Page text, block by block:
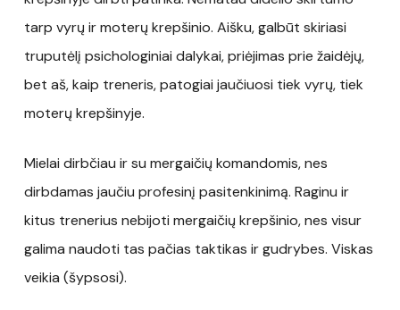
tarp vyrų ir moterų krepšinio. Aišku, galbūt skiriasi
truputėlį psichologiniai dalykai, priėjimas prie žaidėjų,
bet aš, kaip treneris, patogiai jaučiuosi tiek vyrų, tiek
moterų krepšinyje.
Mielai dirbčiau ir su mergaičių komandomis, nes
dirbdamas jaučiu profesinį pasitenkinimą. Raginu ir
kitus trenerius nebijoti mergaičių krepšinio, nes visur
galima naudoti tas pačias taktikas ir gudrybes. Viskas
veikia (šypsosi).